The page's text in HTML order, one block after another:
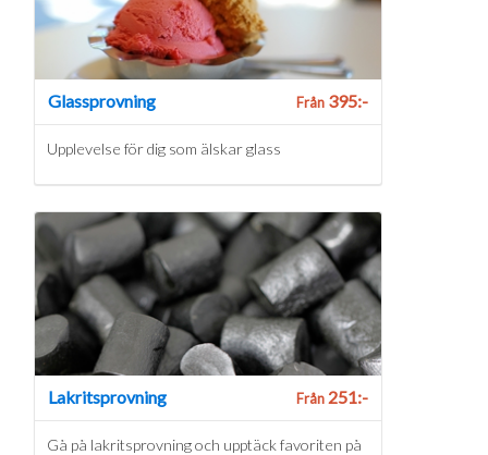
Glassprovning Från395:-
Upplevelse för dig som älskar glass
Lakritsprovning Från251:-
Gå på lakritsprovning och upptäck favoriten på